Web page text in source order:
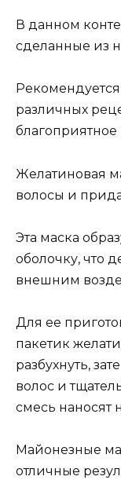
В данном
сделанные из
различных
Желатиновая
волосы и
Эта маска
оболочку, что
внешним
Для ее
пакетик
разбухнуть,
волос и
смесь наносят
Майонезные
отличные